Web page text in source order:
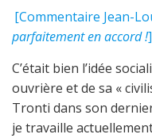
[Commentaire Jean-
parfaitement en accord !]
C’était bien l’idée
ouvrière et de sa «
Tronti dans son
je travaille